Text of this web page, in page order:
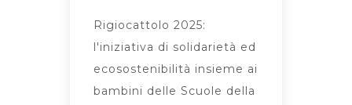
Rigiocattolo 2025:
l'iniziativa di solidarietà ed
ecosostenibilità insieme ai
bambini delle Scuole della